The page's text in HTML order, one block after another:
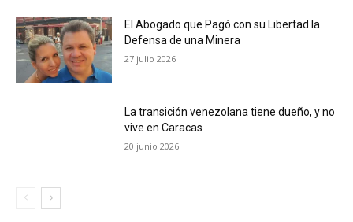
El Abogado que Pagó con su Libertad la
Defensa de una Minera
27 julio 2026
La transición venezolana tiene dueño, y no
vive en Caracas
20 junio 2026